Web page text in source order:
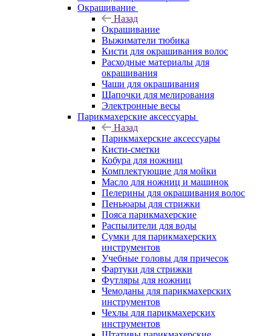
Окрашивание
Назад
Окрашивание
Выжиматели тюбика
Кисти для окрашивания волос
Расходные материалы для
окрашивания
Чаши для окрашивания
Шапочки для мелирования
Электронные весы
Парикмахерские аксессуары
Назад
Парикмахерские аксессуары
Кисти-сметки
Кобура для ножниц
Комплектующие для мойки
Масло для ножниц и машинок
Пелерины для окрашивания волос
Пеньюары для стрижки
Пояса парикмахерские
Распылители для воды
Сумки для парикмахерских
инструментов
Учебные головы для причесок
Фартуки для стрижки
Футляры для ножниц
Чемоданы для парикмахерских
инструментов
Чехлы для парикмахерских
инструментов